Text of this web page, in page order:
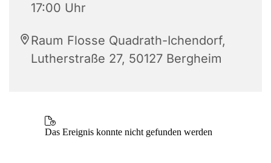
17:00 Uhr
Raum Flosse Quadrath-Ichendorf,
Lutherstraße 27, 50127 Bergheim